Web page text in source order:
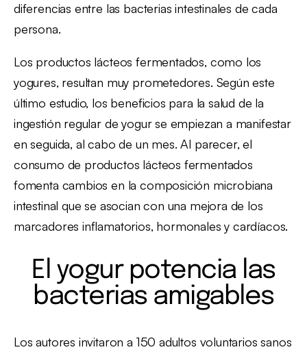
diferencias entre las bacterias intestinales de cada
persona.
Los productos lácteos fermentados, como los
yogures, resultan muy prometedores. Según este
último estudio, los beneficios para la salud de la
ingestión regular de yogur se empiezan a manifestar
en seguida, al cabo de un mes. Al parecer, el
consumo de productos lácteos fermentados
fomenta cambios en la composición microbiana
intestinal que se asocian con una mejora de los
marcadores inflamatorios, hormonales y cardíacos.
El yogur potencia las
bacterias amigables
Los autores invitaron a 150 adultos voluntarios sanos